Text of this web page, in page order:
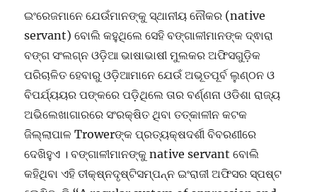
ଇଂରେଜମାନେ ଯେଉଁମାନଙ୍କୁ ସ୍ଥାନୀୟ ନୌକର (native
servant) ବୋଲି କହୁଥିଲେ ସେହି ବଙ୍ଗାଳୀମାନଙ୍କ ଦ୍ଵାରା
ବଙ୍ଗ ସଂଲଗ୍ନ ଓଡ଼ିଆ ଭାଷାଭାଷୀ ମୁଲକର ଅଫିସଗୁଡ଼ିକ
ପରିଚାଳିତ ହେବାରୁ ଓଡ଼ିଆମାନେ ଯେଉଁ ଅଭୂତପୂର୍ବ ଲୁଣ୍ଠନ ଓ
ବିପର୍ଯ୍ୟୟର ପଙ୍କରେ ପଡ଼ିଥିଲେ ତାର ବର୍ଣ୍ଣନା ଓଡିଶା ରାଜ୍ୟ
ଅଭିଲେଖାଗାରରେ ସଂରକ୍ଷିତ ଥିବା ତତ୍କାଳୀନ କଟକ
ଜିଲ୍ଲାପାଳ Trowerଙ୍କ ପ୍ରତ୍ୟକ୍ଷଦର୍ଶୀ ବିବରଣୀରେ
ଦେଖିହୁଏ । ବଙ୍ଗାଳୀମାନଙ୍କୁ native servant ବୋଲି
କହିଥିବା ଏହି ତୀକ୍ଷ୍ନଦୃଷ୍ଟିସମ୍ପନ୍ନ ଇଂରାଜୀ ଅଫିସର ସ୍ପଷ୍ଟ